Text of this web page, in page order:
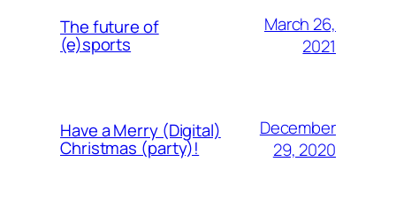
The future of
(e)sports
March 26,
2021
Have a Merry (Digital)
Christmas (party)!
December
29, 2020